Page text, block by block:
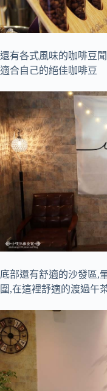
還有各式風味的咖啡豆
適合自己的絕佳咖啡豆
底部還有舒適的沙發區,
圍,在這裡舒適的渡過午